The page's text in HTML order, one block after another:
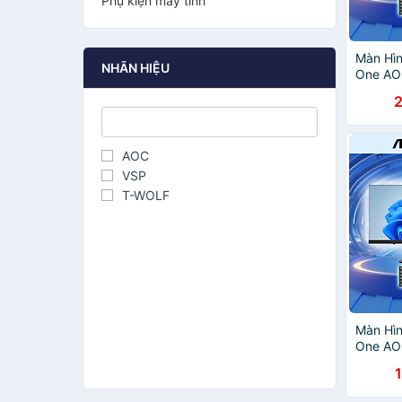
NHÃN HIỆU
AOC
VSP
T-WOLF
Màn
One
Chính
Màn
One
11
Hãng,